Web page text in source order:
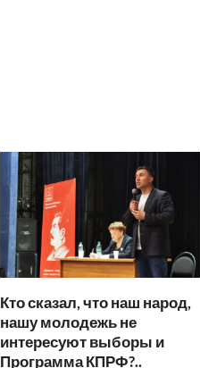
Кто сказал, что наш народ,
нашу молодежь не
интересуют выборы и
Программа КПРФ?..